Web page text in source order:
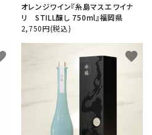
オレンジワイン『糸島マスエワイナ
リ STILL醸し 750ml』福岡県
2,750円(税込)
favorite